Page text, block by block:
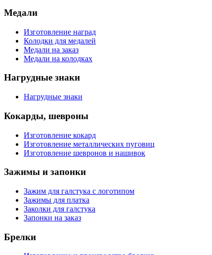
Медали
Изготовление наград
Колодки для медалей
Медали на заказ
Медали на колодках
Нагрудные знаки
Нагрудные знаки
Кокарды, шевроны
Изготовление кокард
Изготовление металлических пуговиц
Изготовление шевронов и нашивок
Зажимы и запонки
Зажим для галстука с логотипом
Зажимы для платка
Заколки для галстука
Запонки на заказ
Брелки